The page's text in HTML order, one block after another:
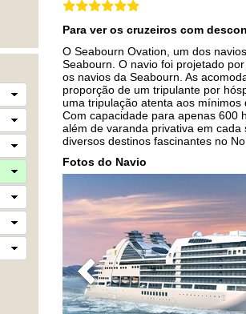
Para ver os cruzeiros com
O Seabourn Ovation, um dos
Seabourn. O navio foi projetado
os navios da Seabourn. As
proporção de um tripulante por
uma tripulação atenta aos
Com capacidade para apenas 600
além de varanda privativa em
diversos destinos fascinantes no
Fotos do Navio
Previous